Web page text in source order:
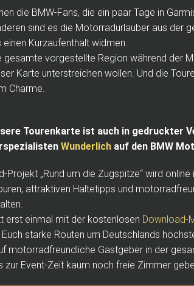
die BMW-Fans, die ein paar Tage in
sind es die Motorradurlauber aus der
Kurzaufenthalt widmen.
gesamte vorgestellte Region während der
Karte unterstreichen wollen. Und die
Charme.
Tourenkarte ist auch in gedruckter
Wunderlich auf den BMW
Projekt „Rund um die Zugspitze“ wird
attraktiven Haltetipps und
erst einmal mit der kostenlosen Download-
Euch starke Routen um Deutschlands
motorradfreundliche Gastgeber in der
zur Event-Zeit kaum noch freie Zimmer